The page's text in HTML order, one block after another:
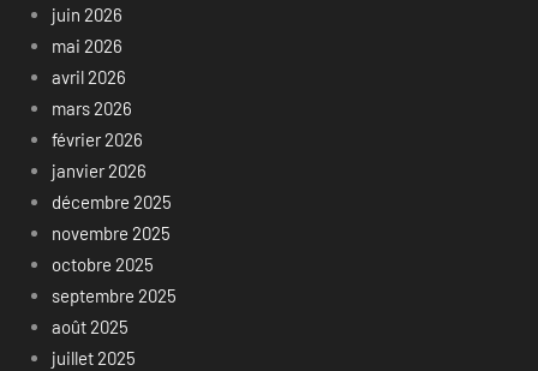
juin 2026
mai 2026
avril 2026
mars 2026
février 2026
janvier 2026
décembre 2025
novembre 2025
octobre 2025
septembre 2025
août 2025
juillet 2025